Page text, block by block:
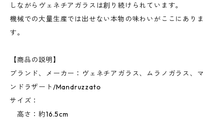
しながらヴェネチアガラスは創り続けられています。
機械での大量生産では出せない本物の味わいがここにありま
す。
【商品の説明】
ブランド、メーカー：ヴェネチアガラス、ムラノガラス、マ
ンドラザート/Mandruzzato
サイズ：
高さ：約16.5cm